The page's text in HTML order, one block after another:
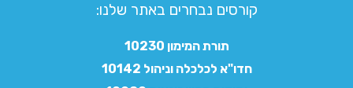
קורסים נבחרים באתר שלנו:​
תורת המימון 10230
חדו"א לכלכלה וניהול 10142